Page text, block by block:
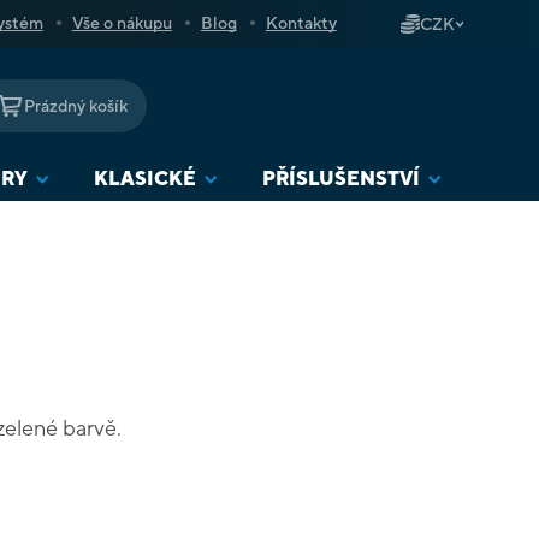
Vše o nákupu Blog Kontakty CZK
NÁKUPNÍ
KOŠÍK
Prázdný košík
KLASICKÉ PŘÍSLUŠENSTVÍ
barvě.